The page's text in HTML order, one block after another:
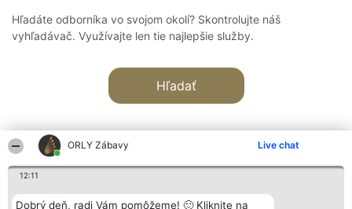
ORLY Zábavy Live chat
12:11
Dobrý deň, radi Vám pomôžeme! 🙂 Kliknite na
Hľadáte odborníka vo svojom okolí? Skontrolujte náš
vyhľadávač. Využívajte len tie najlepšie služby.
Hľadať
Organizátor hodnotenia Hodnotenie Kontakt